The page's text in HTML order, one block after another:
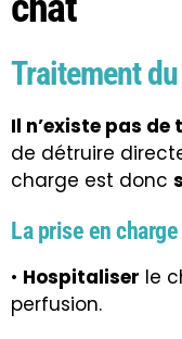
Traitement
Il n’existe pas
de détruire
charge est donc
La prise en
• Hospitaliser le
perfusion.